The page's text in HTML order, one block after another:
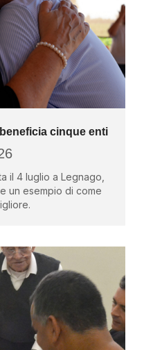
cinque enti
il 4 luglio a Legnago,
un esempio di come